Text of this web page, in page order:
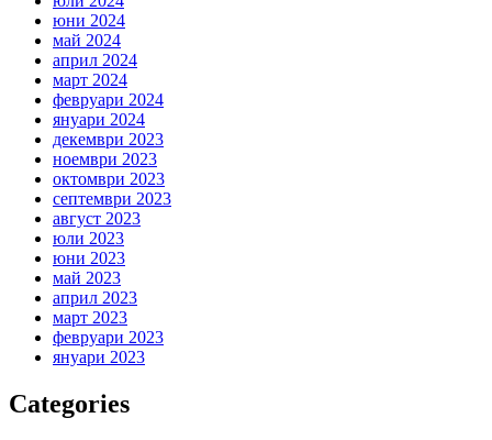
юни 2024
май 2024
април 2024
март 2024
февруари 2024
януари 2024
декември 2023
ноември 2023
октомври 2023
септември 2023
август 2023
юли 2023
юни 2023
май 2023
април 2023
март 2023
февруари 2023
януари 2023
Categories